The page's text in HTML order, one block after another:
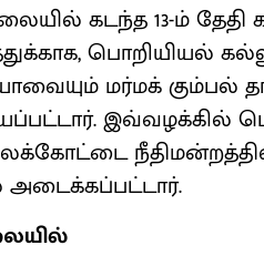
கடந்த 13-ம்
பொறியியல்
மர்மக் கும்பல்
இவ்வழக்கில்
அடைக்கப்பட்டார்.